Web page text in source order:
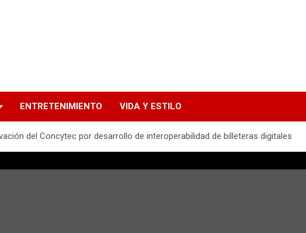
ENTRETENIMIENTO VIDA Y ESTILO
del Concytec por desarrollo de interoperabilidad de billeteras digitales